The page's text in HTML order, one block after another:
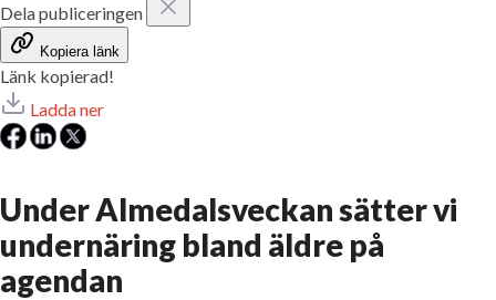
Dela publiceringen
Kopiera länk
Länk kopierad!
Ladda ner
Under Almedalsveckan sätter vi
undernäring bland äldre på
agendan